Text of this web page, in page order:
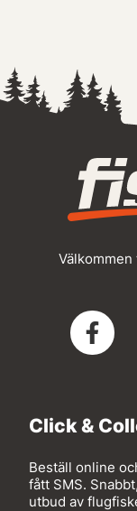
Click &
Beställ online
fått SMS.
utbud av